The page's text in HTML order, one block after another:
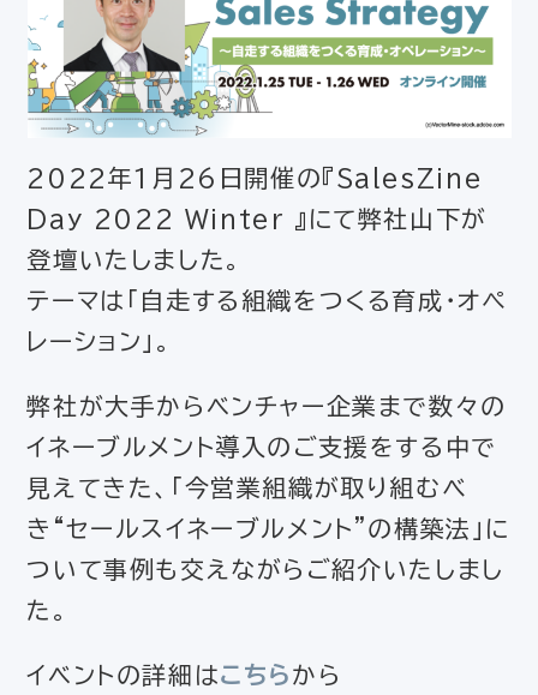
2022年1月26日開催の『SalesZine
Day 2022 Winter 』にて弊社山下が
登壇いたしました。
テーマは「自走する組織をつくる育成・オペ
レーション」。
弊社が大手からベンチャー企業まで数々の
イネーブルメント導入のご支援をする中で
見えてきた、「今営業組織が取り組むべ
き“セールスイネーブルメント”の構築法」に
ついて事例も交えながらご紹介いたしまし
た。
イベントの詳細はこちら から